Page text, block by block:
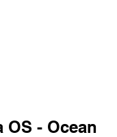
OS - Ocean